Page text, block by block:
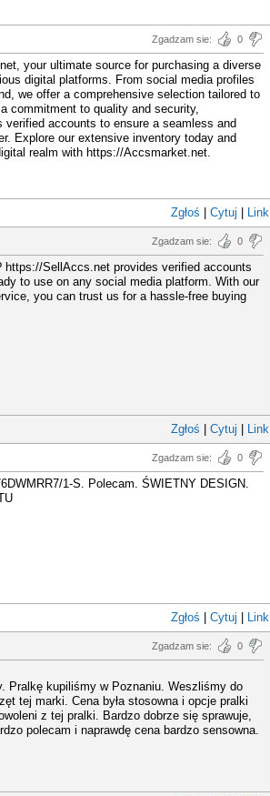
Zgadzam sie: 0
your ultimate source for purchasing a diverse
digital platforms. From social media profiles
we offer a comprehensive selection tailored to
commitment to quality and security,
accounts to ensure a seamless and
Explore our extensive inventory today and
realm with https://Accsmarket.net.
Zgłoś Cytuj Link
Zgadzam sie: 0
https://SellAccs.net provides verified accounts
to use on any social media platform. With our
you can trust us for a hassle-free buying
Zgłoś Cytuj Link
Zgadzam sie: 0
1-S. Polecam. ŚWIETNY DESIGN.
Zgłoś Cytuj Link
Zgadzam sie: 0
Pralkę kupiliśmy w Poznaniu. Weszliśmy do
tej marki. Cena była stosowna i opcje pralki
z tej pralki. Bardzo dobrze się sprawuje,
polecam i naprawdę cena bardzo sensowna.